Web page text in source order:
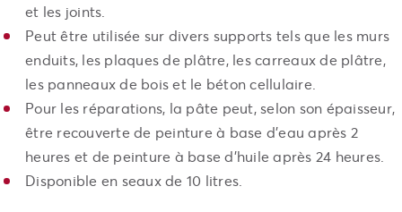
et les joints.
Peut être utilisée sur divers supports tels que les murs
enduits, les plaques de plâtre, les carreaux de plâtre,
les panneaux de bois et le béton cellulaire.
Pour les réparations, la pâte peut, selon son épaisseur,
être recouverte de peinture à base d’eau après 2
heures et de peinture à base d’huile après 24 heures.
Disponible en seaux de 10 litres.